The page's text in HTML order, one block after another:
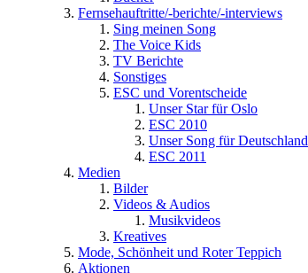
Fernsehauftritte/-berichte/-interviews
Sing meinen Song
The Voice Kids
TV Berichte
Sonstiges
ESC und Vorentscheide
Unser Star für Oslo
ESC 2010
Unser Song für Deutschland
ESC 2011
Medien
Bilder
Videos & Audios
Musikvideos
Kreatives
Mode, Schönheit und Roter Teppich
Aktionen